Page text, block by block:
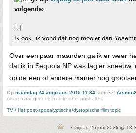
volgende:
[..]
Ik ook, ik vond dat nog mooier dan
Over een paar maanden ga ik er weer
dat ik in Sequoia NP was lag er sneeuw,
op de een of andere manier nog
Op maandag 24 augustus 2015 11:34 schreef
Als je maar genoeg moeite doet past alles.
TV / Het post-apocalyptische/dystopische film topic
• vrijdag 26 juni 2026 @